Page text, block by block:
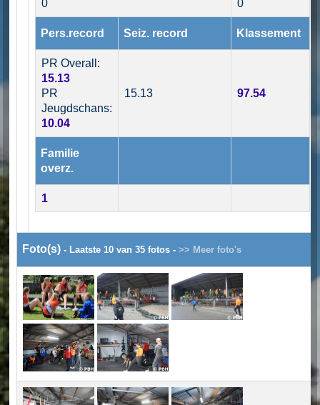
0 0
Pers.record Seiz. record Klassement
PR Overall:
15.13
PR
Jeugdschans:
10.04
15.13 97.54
Familie
overz.
1
Foto(s) - Laatste 10 van 35 fotos - >> Meer foto's